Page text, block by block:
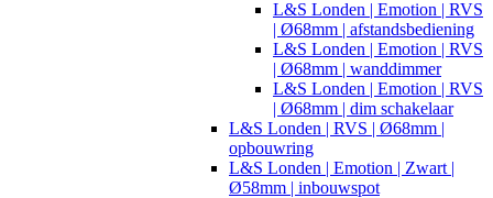
L&S Londen | Emotion | RVS
| Ø68mm | afstandsbediening
L&S Londen | Emotion | RVS
| Ø68mm | wanddimmer
L&S Londen | Emotion | RVS
| Ø68mm | dim schakelaar
L&S Londen | RVS | Ø68mm |
opbouwring
L&S Londen | Emotion | Zwart |
Ø58mm | inbouwspot